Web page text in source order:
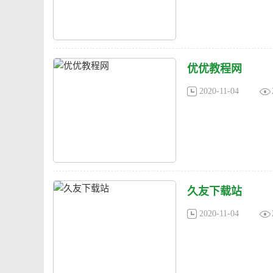
优优教程网
2020-11-04
久友下载站
2020-11-04